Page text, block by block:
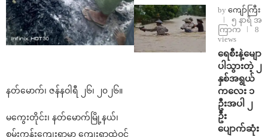
နတ်မောက်၊ ဇန်နဝါရီ ၂၆၊ ၂၀၂၆။
မကွေးတိုင်း၊ နတ်မောက်မြို့နယ်၊
စမ်းကုန်းကျေးရွာမှာ ကျေးရွာထဲဝင်
by ကျော်ကြီး
၅ နာရီ အ
ကြာက
8
views
ရေစီးနဲ့မျော
ပါသွားတဲ့ ၂
နှစ်အရွယ်
ကလေး ၁
ဦးအပါ ၂
ဦး
ပျောက်ဆုံး